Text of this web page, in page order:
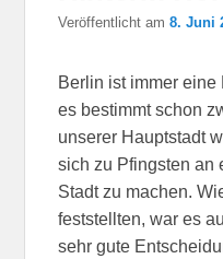
Veröffentlicht am8. Juni
Berlin ist immer
es bestimmt schon
unserer Hauptstadt
sich zu Pfingsten an
Stadt zu machen.
feststellten, war es
sehr gute